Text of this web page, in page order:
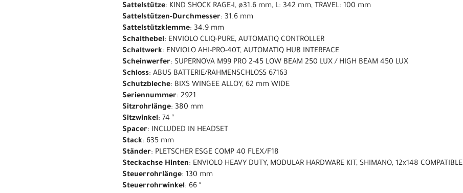
Sattelstütze: KIND SHOCK RAGE-I, ø31.6 mm, L: 342 mm, TRAVEL: 100 mm
Sattelstützen-Durchmesser: 31.6 mm
Sattelstützklemme: 34.9 mm
Schalthebel: ENVIOLO CLIQ-PURE, AUTOMATIQ CONTROLLER
Schaltwerk: ENVIOLO AHI-PRO-40T, AUTOMATIQ HUB INTERFACE
Scheinwerfer: SUPERNOVA M99 PRO 2-45 LOW BEAM 250 LUX / HIGH BEAM 450 LUX
Schloss: ABUS BATTERIE/RAHMENSCHLOSS 67163
Schutzbleche: BIXS WINGEE ALLOY, 62 mm WIDE
Seriennummer: 2921
Sitzrohrlänge: 380 mm
Sitzwinkel: 74 °
Spacer: INCLUDED IN HEADSET
Stack: 635 mm
Ständer: PLETSCHER ESGE COMP 40 FLEX/F18
Steckachse Hinten: ENVIOLO HEAVY DUTY, MODULAR HARDWARE KIT, SHIMANO, 12x148 COMPATIBLE
Steuerrohrlänge: 130 mm
Steuerrohrwinkel: 66 °